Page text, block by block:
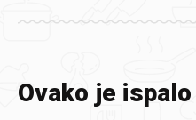
Ovako je